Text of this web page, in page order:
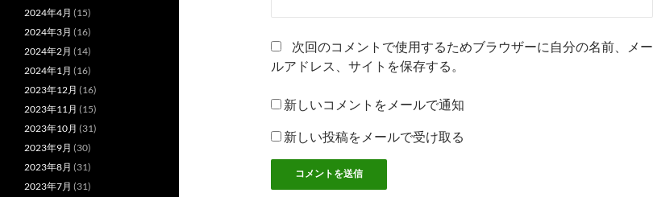
次回のコメントで使用するためブラウザーに自分の名前、メー
ルアドレス、サイトを保存する。
新しいコメントをメールで通知
新しい投稿をメールで受け取る
2024年4月 (15)
2024年3月 (16)
2024年2月 (14)
2024年1月 (16)
2023年12月 (16)
2023年11月 (15)
2023年10月 (31)
2023年9月 (30)
2023年8月 (31)
2023年7月 (31)